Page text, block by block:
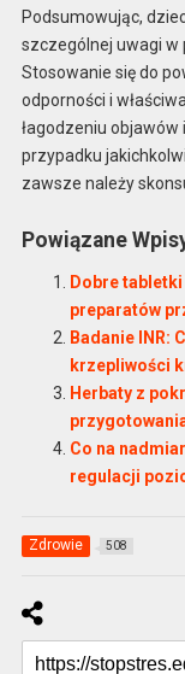
Podsumowując,
szczególnej uwagi w
Stosowanie się do
odporności i
łagodzeniu
przypadku
zawsze należy
Powiązane
Dobre
preparatów
Badanie INR:
krzepliwości
Herbaty z
Co na
regulacji
Zdrowie 508